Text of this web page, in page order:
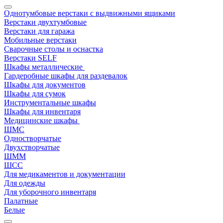
Однотумбовые верстаки с выдвижными ящиками
Верстаки двухтумбовые
Верстаки для гаража
Мобильные верстаки
Сварочные столы и оснастка
Верстаки SELF
Шкафы металлические
Гардеробные шкафы для раздевалок
Шкафы для документов
Шкафы для сумок
Инструментальные шкафы
Шкафы для инвентаря
Медицинские шкафы
ШМС
Одностворчатые
Двухстворчатые
ШММ
ШСС
Для медикаментов и документации
Для одежды
Для уборочного инвентаря
Палатные
Белые